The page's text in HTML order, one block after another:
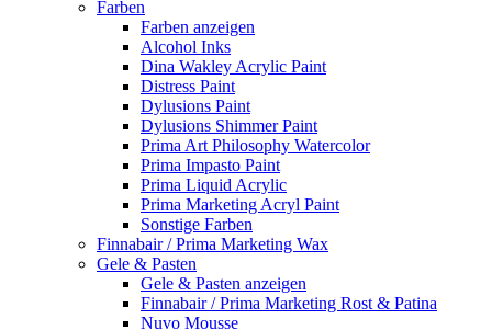
Farben
Farben anzeigen
Alcohol Inks
Dina Wakley Acrylic Paint
Distress Paint
Dylusions Paint
Dylusions Shimmer Paint
Prima Art Philosophy Watercolor
Prima Impasto Paint
Prima Liquid Acrylic
Prima Marketing Acryl Paint
Sonstige Farben
Finnabair / Prima Marketing Wax
Gele & Pasten
Gele & Pasten anzeigen
Finnabair / Prima Marketing Rost & Patina
Nuvo Mousse